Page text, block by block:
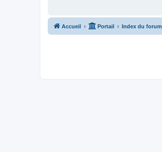
Accueil Portail Index du forum